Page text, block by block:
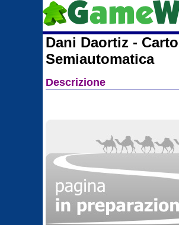
Dani Daortiz -
Semiautomatica
Descrizione